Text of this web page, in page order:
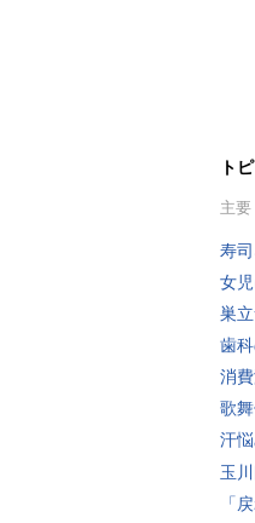
ト
主要
寿
女
巣
歯
消
歌
汗
玉
「